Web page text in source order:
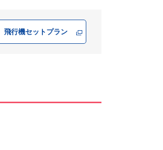
飛行機セットプラン